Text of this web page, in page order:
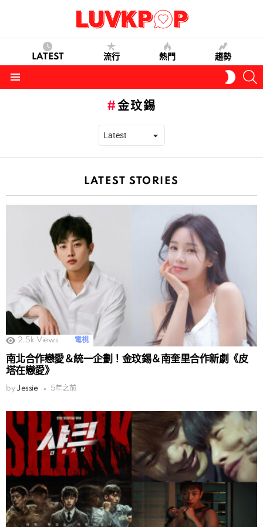
LATEST 流行 熱門 趨勢
SKIN
金玟錫
LATEST STORIES
2.5k Views 電視
南北合作戀愛＆統一企劃！金玟錫＆南奎里合作新劇《皮
塔在戀愛》
by Jessie 5年之前